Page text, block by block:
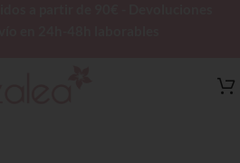
en 24h-48h laborables